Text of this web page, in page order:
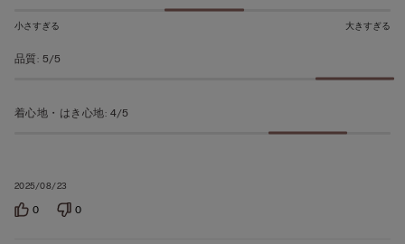
5
評
2025/08/23
小さすぎる 大きすぎる
品質: 5/5
着心地・はき心地: 4/5
0 0